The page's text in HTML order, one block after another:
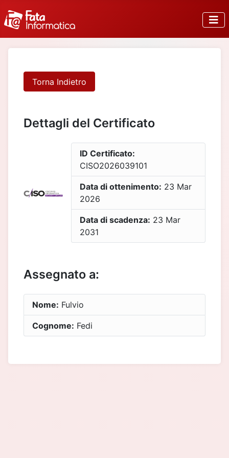
Torna Indietro
Dettagli del Certificato
ID Certificato:
CISO2026039101
Data di ottenimento: 23 Mar
2026
Data di scadenza: 23 Mar
2031
Assegnato a:
Nome: Fulvio
Cognome: Fedi